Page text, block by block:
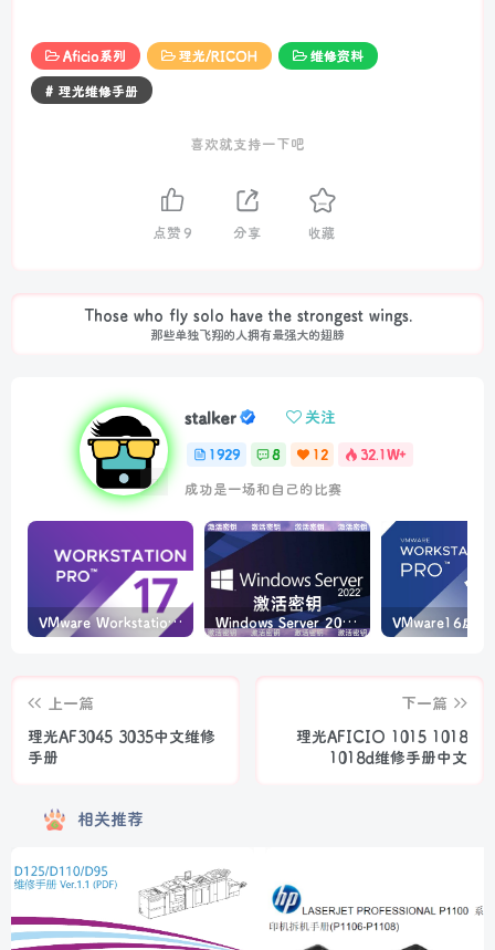
Aficio系列 理光/RICOH
维修资料
# 理光维修手册
喜欢就支持一下吧
点赞 9 分享 收藏
Those who fly solo have the strongest wings.
那些单独飞翔的人拥有最强大的翅膀
stalker 关注
1929 8 12
32.1W+
成功是一场和自己的比赛
VMware Workstation PRO v17.6.4 正式版_虚拟机(带激活密钥) Windows Server 2022激活密钥 2024 5月更新
上一篇
理光AF3045 3035中文维修
手册
下一篇
理光AFICIO 1015 1018
1018d维修手册中文
相关推荐